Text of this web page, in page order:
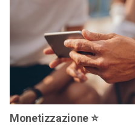
Monetizzazione ⭐